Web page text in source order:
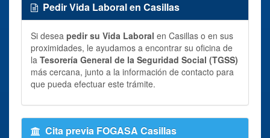
Pedir Vida Laboral en Casillas
Si desea pedir su Vida Laboral en Casillas o en sus
proximidades, le ayudamos a encontrar su oficina de
la Tesorería General de la Seguridad Social (TGSS)
más cercana, junto a la información de contacto para
que pueda efectuar este trámite.
Cita previa FOGASA Casillas